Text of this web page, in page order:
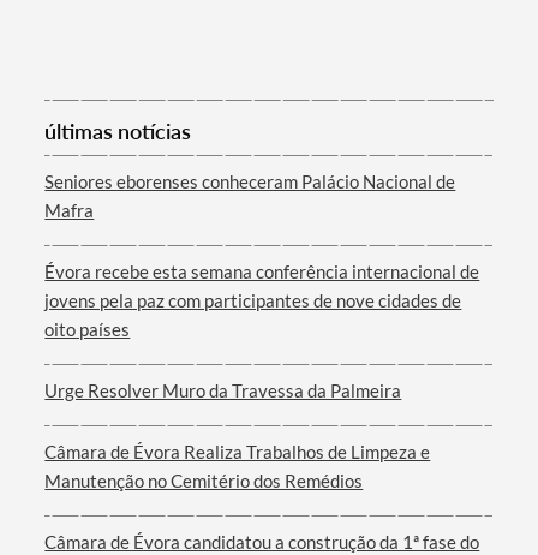
últimas notícias
Seniores eborenses conheceram Palácio Nacional de
Mafra
Évora recebe esta semana conferência internacional de
jovens pela paz com participantes de nove cidades de
oito países
Urge Resolver Muro da Travessa da Palmeira
Câmara de Évora Realiza Trabalhos de Limpeza e
Manutenção no Cemitério dos Remédios
Câmara de Évora candidatou a construção da 1ª fase do